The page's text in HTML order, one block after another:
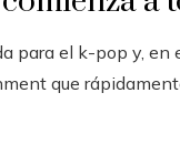
para el k-pop y,
que